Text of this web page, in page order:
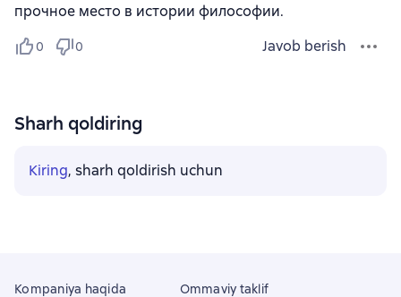
прочное место в истории философии.
0 0 Javob berish
Sharh qoldiring
Kiring, sharh qoldirish uchun
Kompaniya haqida
Ommaviy taklif